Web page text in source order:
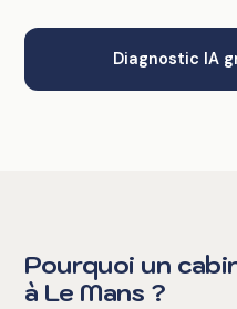
Diagnostic IA
Pourquoi un
à Le Mans ?